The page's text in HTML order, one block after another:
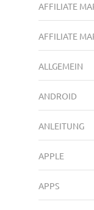
AFFILIATE
AFFILIATE
ALLGEMEIN
ANDROID
ANLEITUNG
APPLE
APPS